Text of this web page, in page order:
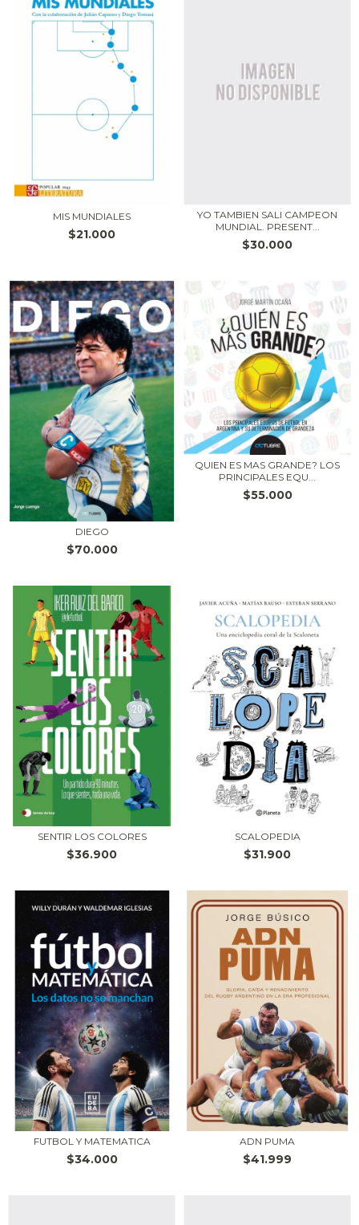
MIS MUNDIALES
$21.000
YO TAMBIEN SALI CAMPEON
MUNDIAL. PRESENT...
$30.000
DIEGO
$70.000
QUIEN ES MAS GRANDE? LOS
PRINCIPALES EQU...
$55.000
SENTIR LOS COLORES
$36.900
SCALOPEDIA
$31.900
FUTBOL Y MATEMATICA
$34.000
ADN PUMA
$41.999